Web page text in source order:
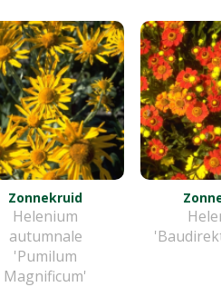
Zonnekruid
Helenium
autumnale
'Pumilum
Magnificum'